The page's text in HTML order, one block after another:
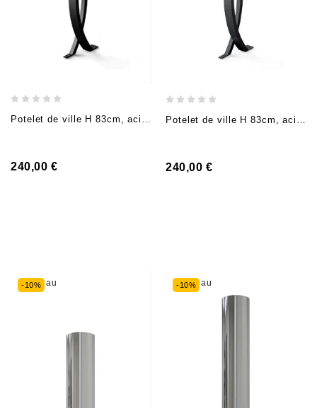
240,00 €
Potelet de ville H 83cm, acier RAL 7016 (Gris anthracite), "Design" (à visser)
240,00 €
Nouveau
-10% Nouveau
-10%